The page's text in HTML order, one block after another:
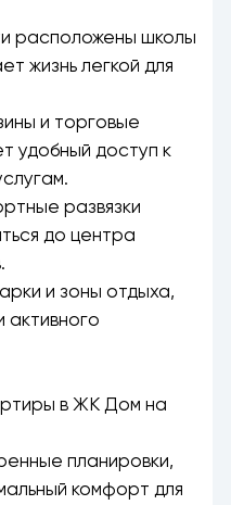
расположены школы
жизнь легкой для
и торговые
удобный доступ к
развязки
до центра
и зоны отдыха,
активного
в ЖК Дом на
планировки,
комфорт для